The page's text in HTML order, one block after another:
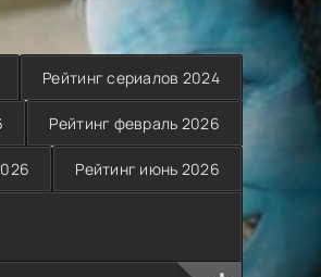
Рейтинг сериалов 2024
Рейтинг февраль 2026
Рейтинг июнь 2026